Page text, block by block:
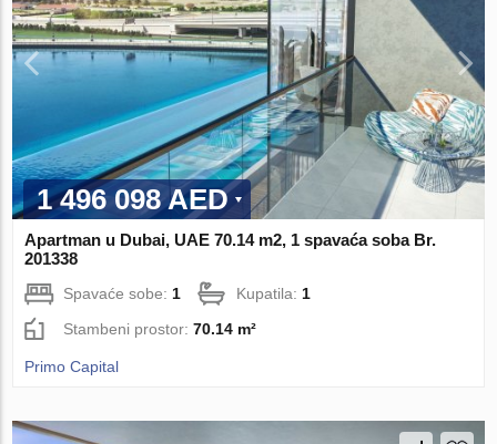
1 496 098 AED
Apartman u Dubai, UAE 70.14 m2, 1 spavaća soba Br.
201338
Spavaće sobe:1 Kupatila:1
Stambeni prostor:70.14 m²
Primo Capital